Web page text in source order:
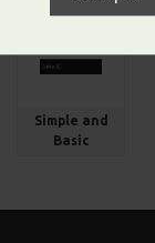
Simple and
Basic